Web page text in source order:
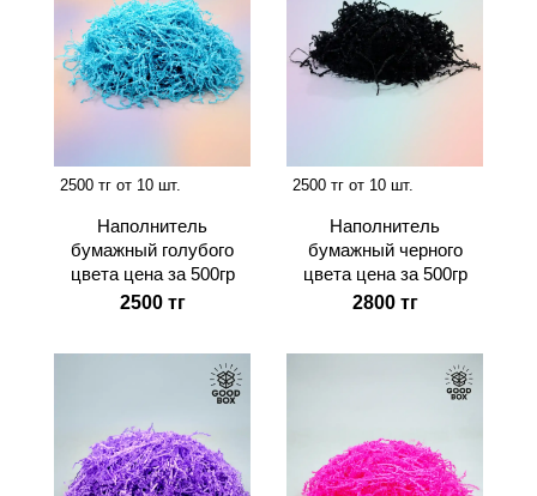
2500 тг от 10 шт.
Наполнитель
бумажный голубого
цвета цена за 500гр
2500 тг
2500 тг от 10 шт.
Наполнитель
бумажный черного
цвета цена за 500гр
2800 тг